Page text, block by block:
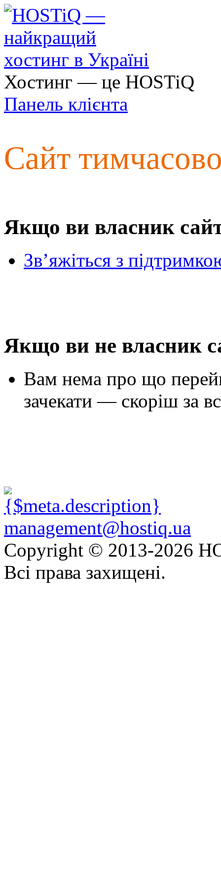
Хостинг — це HOSTiQ
Панель клієнта
Сайт
Якщо ви власник
Зв’яжіться з
Якщо ви не власник
Вам нема про що
зачекати — скоріш за
management@hostiq.ua
Copyright © 2013-2026
Всі права захищені.